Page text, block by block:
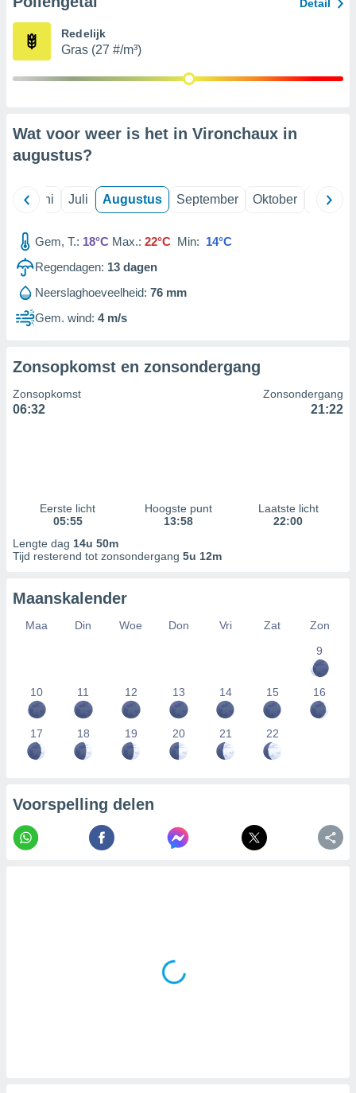
partners
Detail
Redelijk
Gras (27 #/m³)
Wat voor weer is het in Vironchaux in
augustus?
Juni Juli Augustus September Oktober
Gem, T.: 18°C Max.: 22°C Min: 14°C
Regendagen: 13 dagen
Neerslaghoeveelheid: 76 mm
Gem. wind: 4 m/s
Zonsopkomst en zonsondergang
Zonsopkomst
06:32
Zonsondergang
21:22
Eerste licht
05:55
Hoogste punt
13:58
Laatste licht
22:00
Lengte dag 14u 50m
Tijd resterend tot zonsondergang 5u 12m
Maanskalender
Maa Din Woe Don Vri Zat
Zon
9
10 11 12 13 14 15 16
17 18 19 20 21 22
Voorspelling delen